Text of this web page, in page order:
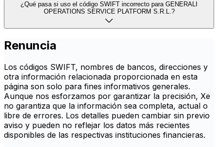
¿Qué pasa si uso el código SWIFT incorrecto para GENERALI
OPERATIONS SERVICE PLATFORM S.R.L.?
Renuncia
Los códigos SWIFT, nombres de bancos, direcciones y
otra información relacionada proporcionada en esta
página son solo para fines informativos generales.
Aunque nos esforzamos por garantizar la precisión, Xe
no garantiza que la información sea completa, actual o
libre de errores. Los detalles pueden cambiar sin previo
aviso y pueden no reflejar los datos más recientes
disponibles de las respectivas instituciones financieras.